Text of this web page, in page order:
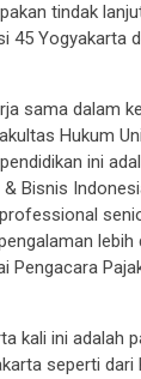
tindak
45 Yogyakarta
sama dalam
Hukum
ini
Bisnis
Pengacara
kali ini adalah
seperti dari